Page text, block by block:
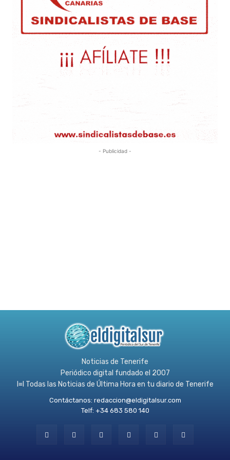
- Publicidad -
Noticias de Tenerife
Periódico digital fundado el 2007
l≡l Todas las Noticias de Última Hora en tu diario de Tenerife
Contáctanos: redaccion@eldigitalsur.com
Telf: +34 683 580 140